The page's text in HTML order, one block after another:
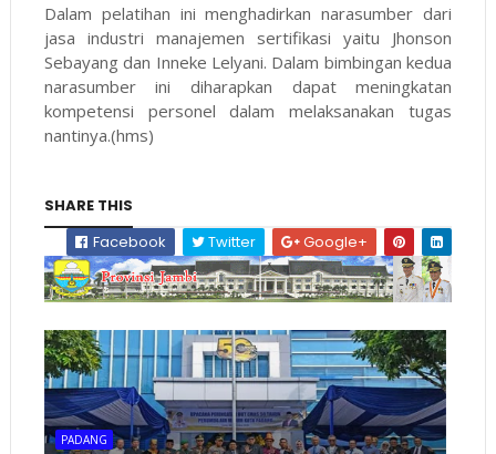
Dalam pelatihan ini menghadirkan narasumber dari
jasa industri manajemen sertifikasi yaitu Jhonson
Sebayang dan Inneke Lelyani. Dalam bimbingan kedua
narasumber ini diharapkan dapat meningkatan
kompetensi personel dalam melaksanakan tugas
nantinya.(hms)
SHARE THIS
Facebook
Twitter Google+
PADANG